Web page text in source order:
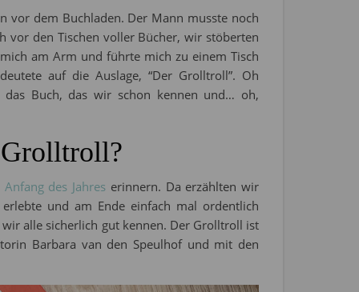
vor dem Buchladen. Der Mann musste noch
vor den Tischen voller Bücher, wir stöberten
am Arm und führte mich zu einem Tisch
auf die Auslage, “Der Grolltroll”. Oh
Buch, das wir schon kennen und… oh,
Grolltroll?
des Jahres erinnern. Da erzählten wir
und am Ende einfach mal ordentlich
alle sicherlich gut kennen. Der Grolltroll ist
Barbara van den Speulhof und mit den